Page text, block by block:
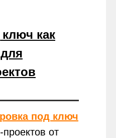
как
под ключ
от